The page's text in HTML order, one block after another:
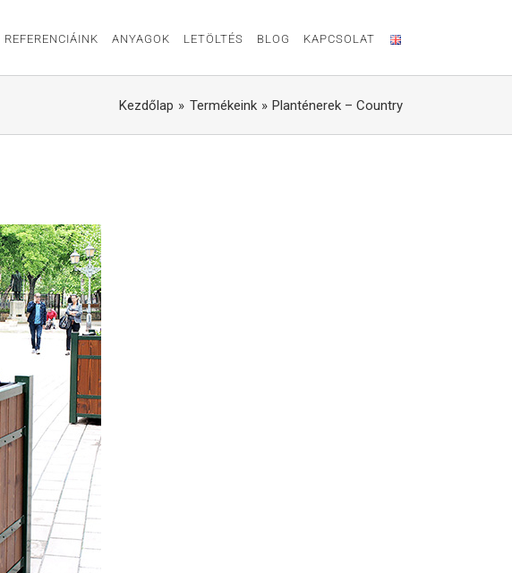
REFERENCIÁINK ANYAGOK LETÖLTÉS BLOG KAPCSOLAT
Kezdőlap Termékeink Planténerek – Country